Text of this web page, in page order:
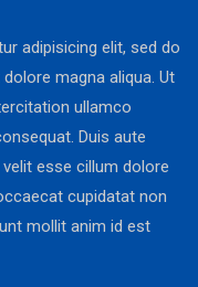
adipisicing elit, sed do
magna aliqua. Ut
ullamco
Duis aute
esse cillum dolore
cupidatat non
mollit anim id est